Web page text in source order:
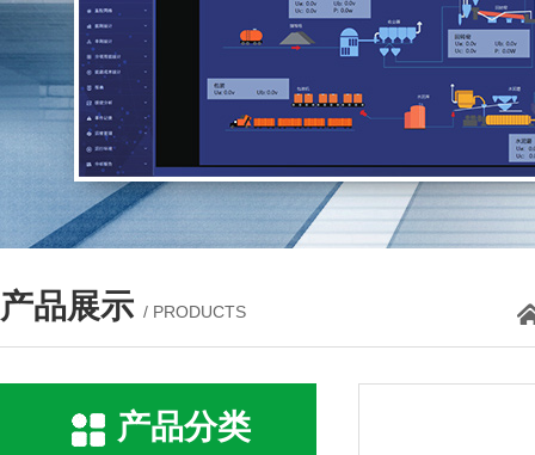
产品展示 / PRODUCTS
产品分类